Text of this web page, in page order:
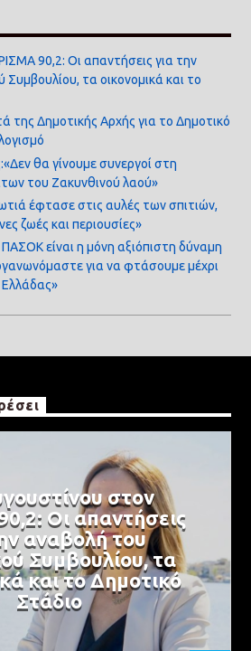
90,2: Οι απαντήσεις για την
τα οικονομικά και το
της Δημοτικής Αρχής για το Δημοτικό
θα γίνουμε συνεργοί στη
του Ζακυνθινού λαού»
έφτασε στις αυλές των σπιτιών,
ζωές και περιουσίες»
είναι η μόνη αξιόπιστη δύναμη
για να φτάσουμε μέχρι
Ελλάδας»
στον
Οι απαντήσεις
αναβολή του
Συμβουλίου, τα
και το Δημοτικό
Στάδιο